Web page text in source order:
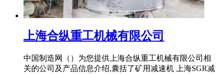
上海合纵重工机械有限公司
中国制造网（）为您提供上海合纵重工机械有限公司相
关的公司及产品信息介绍,囊括了矿用减速机 上海SGR减